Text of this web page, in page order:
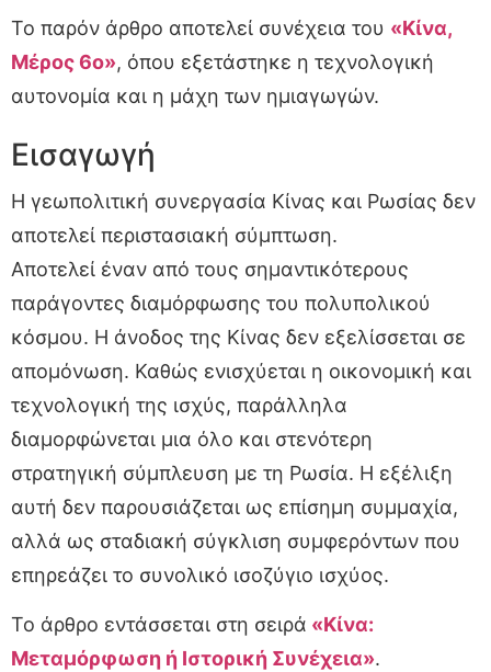
Το παρόν άρθρο αποτελεί συνέχεια του «Κίνα,
Μέρος 6ο», όπου εξετάστηκε η τεχνολογική
αυτονομία και η μάχη των ημιαγωγών.
Εισαγωγή
Η γεωπολιτική συνεργασία Κίνας και Ρωσίας δεν
αποτελεί περιστασιακή σύμπτωση.
Αποτελεί έναν από τους σημαντικότερους
παράγοντες διαμόρφωσης του πολυπολικού
κόσμου. Η άνοδος της Κίνας δεν εξελίσσεται σε
απομόνωση. Καθώς ενισχύεται η οικονομική και
τεχνολογική της ισχύς, παράλληλα
διαμορφώνεται μια όλο και στενότερη
στρατηγική σύμπλευση με τη Ρωσία. Η εξέλιξη
αυτή δεν παρουσιάζεται ως επίσημη συμμαχία,
αλλά ως σταδιακή σύγκλιση συμφερόντων που
επηρεάζει το συνολικό ισοζύγιο ισχύος.
Το άρθρο εντάσσεται στη σειρά «Κίνα:
Μεταμόρφωση ή Ιστορική Συνέχεια».